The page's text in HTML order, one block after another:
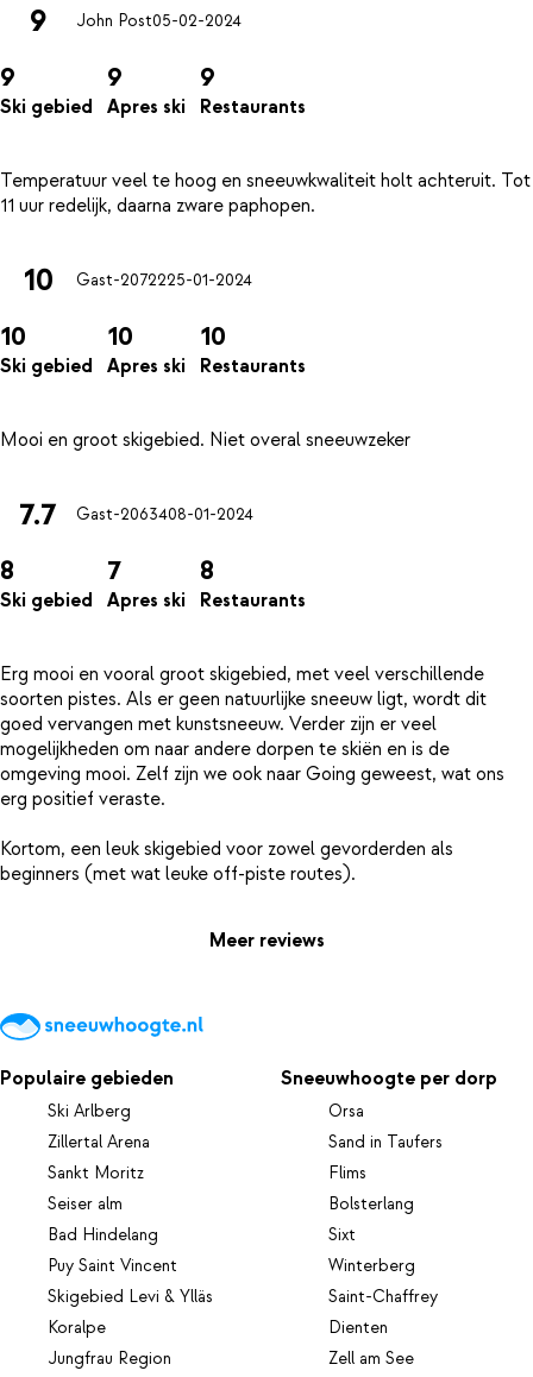
9 John Post05-02-2024
9
Ski gebied
9
Apres ski
9
Restaurants
Temperatuur veel te hoog en sneeuwkwaliteit holt achteruit. Tot
10 Gast-2072225-01-2024
10
Ski gebied
10
Apres ski
10
Restaurants
7.7 Gast-2063408-01-2024
8
Ski gebied
7
Apres ski
8
Restaurants
Erg mooi en vooral groot skigebied, met veel verschillende
soorten pistes. Als er geen natuurlijke sneeuw ligt, wordt dit
goed vervangen met kunstsneeuw. Verder zijn er veel
mogelijkheden om naar andere dorpen te skiën en is de
omgeving mooi. Zelf zijn we ook naar Going geweest, wat ons
erg positief veraste.
Kortom, een leuk skigebied voor zowel gevorderden als
Meer reviews
Populaire gebieden
Ski Arlberg
Zillertal Arena
Sankt Moritz
Seiser alm
Bad Hindelang
Puy Saint Vincent
Skigebied Levi & Ylläs
Koralpe
Jungfrau Region
Sneeuwhoogte per dorp
Orsa
Sand in Taufers
Flims
Bolsterlang
Sixt
Winterberg
Saint-Chaffrey
Dienten
Zell am See